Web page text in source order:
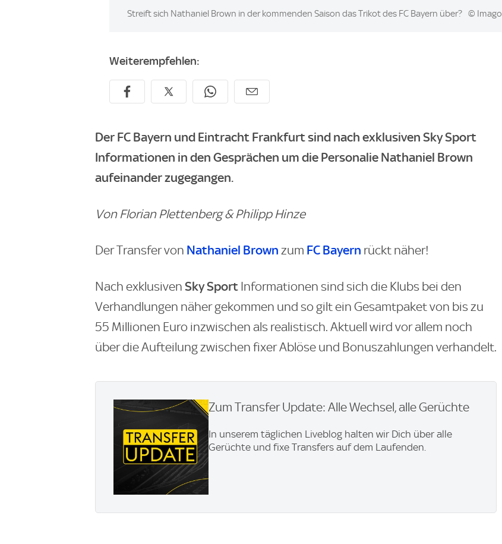
Image:
Streift sich Nathaniel Brown in der kommenden Saison das Trikot des FC Bayern über? © Imago
Weiterempfehlen:
Der FC Bayern und Eintracht Frankfurt sind nach exklusiven Sky Sport
Informationen in den Gesprächen um die Personalie Nathaniel Brown
aufeinander zugegangen.
Von Florian Plettenberg & Philipp Hinze
Der Transfer von Nathaniel Brown zum FC Bayern rückt näher!
Nach exklusiven Sky Sport Informationen sind sich die Klubs bei den
Verhandlungen näher gekommen und so gilt ein Gesamtpaket von bis zu
55 Millionen Euro inzwischen als realistisch. Aktuell wird vor allem noch
über die Aufteilung zwischen fixer Ablöse und Bonuszahlungen verhandelt.
Zum Transfer Update: Alle Wechsel, alle Gerüchte
In unserem täglichen Liveblog halten wir Dich über alle
Gerüchte und fixe Transfers auf dem Laufenden.